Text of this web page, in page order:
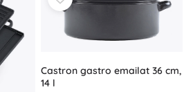
Castron gastro emailat 36 cm,
14 l